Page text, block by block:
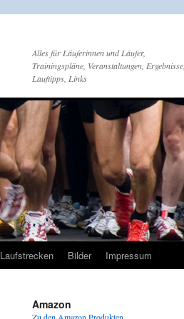
Alles für Läuferinnen und Läufer,
Trainingspläne, Veranstaltungen, Ergebnisse,
Lauftipps, Links
Laufstrecken Bilder Impressum
Amazon